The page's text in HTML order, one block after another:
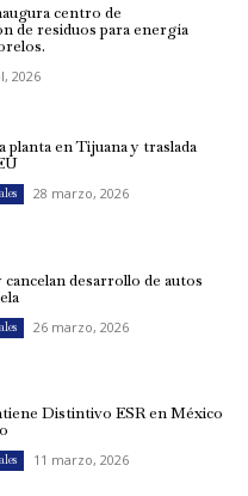
centro de
de residuos para energía
2026
planta en Tijuana y traslada
28 marzo, 2026
desarrollo de autos
26 marzo, 2026
Distintivo ESR en México
11 marzo, 2026